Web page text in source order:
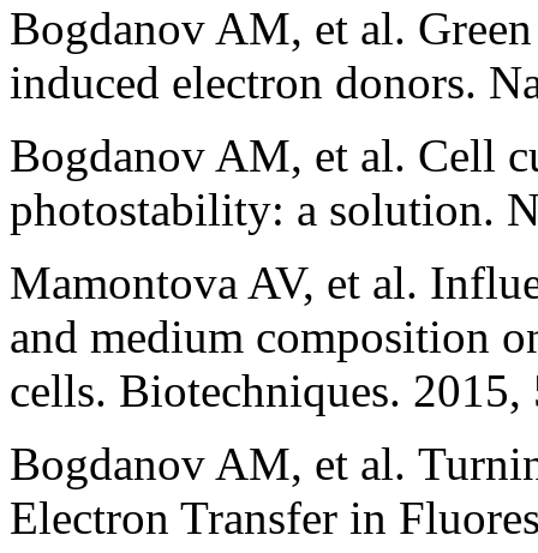
Bogdanov AM, et al.
induced electron donors.
Bogdanov AM, et al. Cell
photostability: a solution.
Mamontova AV, et al.
and medium composition
cells. Biotechniques. 2015,
Bogdanov AM, et al.
Electron Transfer in